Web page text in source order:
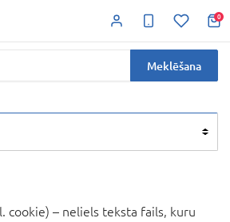
0
Meklēšana
cookie) – neliels teksta fails, kuru